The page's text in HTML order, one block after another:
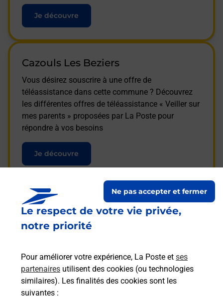
Le respect de votre vie privée,
notre priorité
Pour améliorer votre expérience, La Poste et ses
partenaires utilisent des cookies (ou technologies
similaires). Les finalités des cookies sont les
suivantes :
Ne pas accepter et fermer
Je découvre
Cazouls Les Beziers
Vous désirez souscrire à une offre de
téléassistance dans cette commune ? Découvrez
les différentes offres de téléassistance « Veiller sur
mes parents » proposées par La Poste pour
répondre à vos besoins
Je découvre
Questions fréquemment
posées
La téléassistance classique avec
médaillon d’alarme qu’est ce que
c’est ?